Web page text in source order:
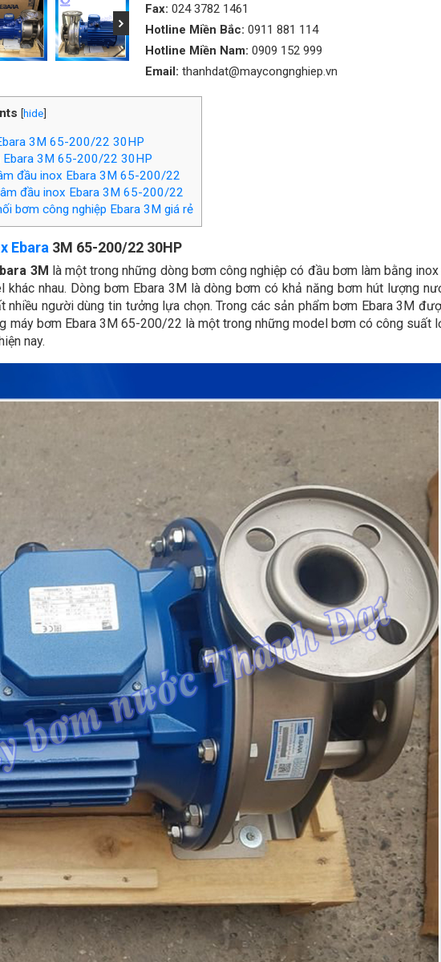
Fax: 024 3782 1461
Hotline Miền Bắc: 0911 881 114
Hotline Miền Nam: 0909 152 999
Email: thanhdat@maycongnghiep.vn
[hide]
3M 65-200/22 30HP
Ebara 3M 65-200/22 30HP
đầu inox Ebara 3M 65-200/22
đầu inox Ebara 3M 65-200/22
bơm công nghiệp Ebara 3M giá rẻ
Ebara 3M 65-200/22 30HP
3M là một trong những dòng bơm công nghiệp có đầu bơm làm bằng
khác nhau. Dòng bơm Ebara 3M là dòng bơm có khả năng bơm hút lượng
người dùng tin tưởng lựa chọn. Trong các sản phẩm bơm Ebara 3M
máy bơm Ebara 3M 65-200/22 là một trong những model bơm có công suất
nay.